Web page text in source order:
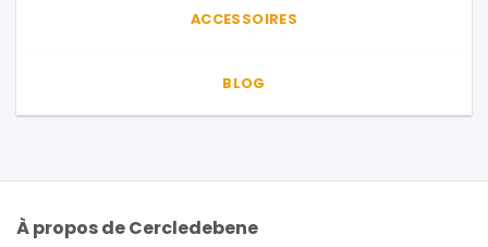
ACCESSOIRES
BLOG
À propos de Cercledebene